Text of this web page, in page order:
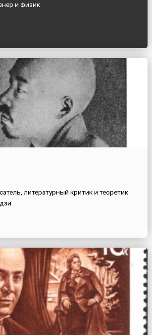
и физик
литературный критик и теоретик